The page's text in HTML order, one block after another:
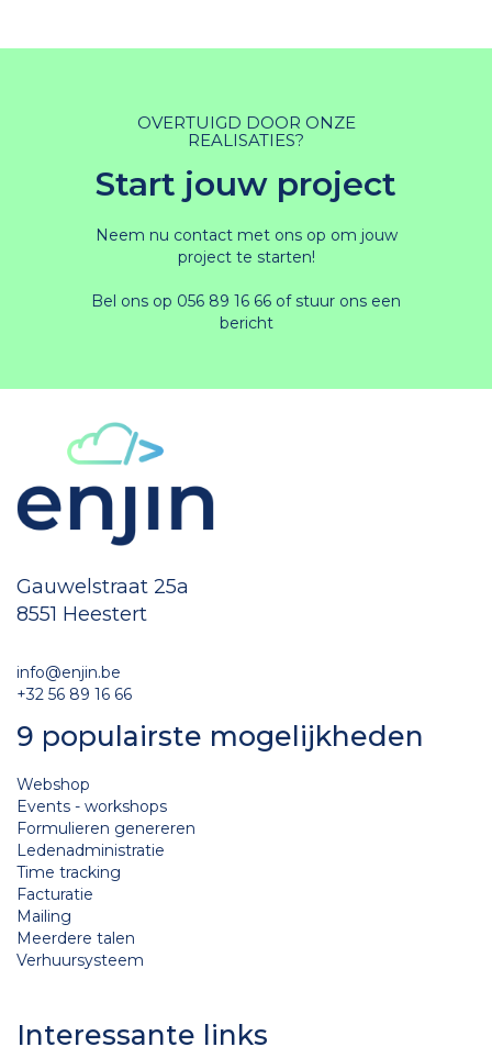
OVERTUIGD DOOR ONZE
REALISATIES?
Start jouw project
Neem nu contact met ons op om jouw
project te starten!
Bel ons op 056 89 16 66 of stuur ons een
bericht
Gauwelstraat 25a
8551 Heestert
info@enjin.be
+32 56 89 16 66
9 populairste mogelijkheden
Webshop
Events - workshops
Formulieren genereren
Ledenadministratie
Time tracking
Facturatie
Mailing
Meerdere talen
Verhuursysteem
Interessante links